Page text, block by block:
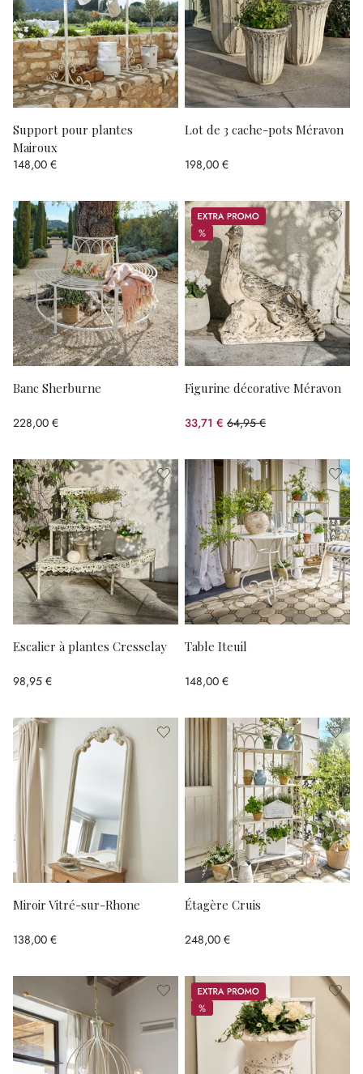
Support pour plantes
Mairoux
148,00 €
Lot de 3 cache-pots Méravon
198,00 €
Banc Sherburne
228,00 €
Promos
%
%
Figurine décorative Méravon
33,71 € 64,95 €
(48.1%spared)
Escalier à plantes Cresselay
98,95 €
Table Iteuil
148,00 €
Miroir Vitré-sur-Rhone
138,00 €
Étagère Cruis
248,00 €
Promos
%
%